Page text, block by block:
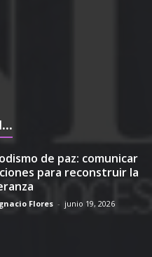
de paz: comunicar
para reconstruir la
Flores - junio 19, 2026